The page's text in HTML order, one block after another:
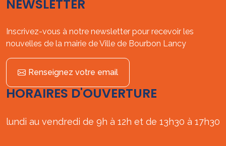
NEWSLETTER
Inscrivez-vous à notre newsletter pour recevoir les
nouvelles de la mairie de Ville de Bourbon Lancy
Renseignez votre email
HORAIRES D'OUVERTURE
lundi au vendredi de 9h à 12h et de 13h30 à 17h30